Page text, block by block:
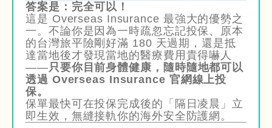
答案是：完全可以！
這是 Overseas Insurance 最強大的優勢之
一。不論你是因為一時疏忽忘記投保、原本
的台灣旅平險剛好滿 180 天過期，還是抵
達當地後才發現當地的醫療費用貴得嚇人
——只要你目前身體健康，隨時隨地都可以
透過 Overseas Insurance 官網線上投
保。
保單最快可在投保完成後的「隔日凌晨」立
即生效，無縫接軌你的海外安全防護網。